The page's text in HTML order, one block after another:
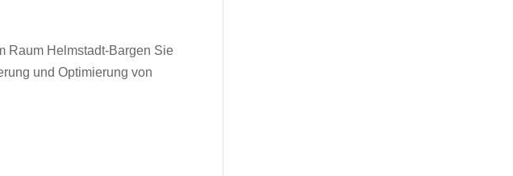
Raum Helmstadt-Bargen Sie
und Optimierung von